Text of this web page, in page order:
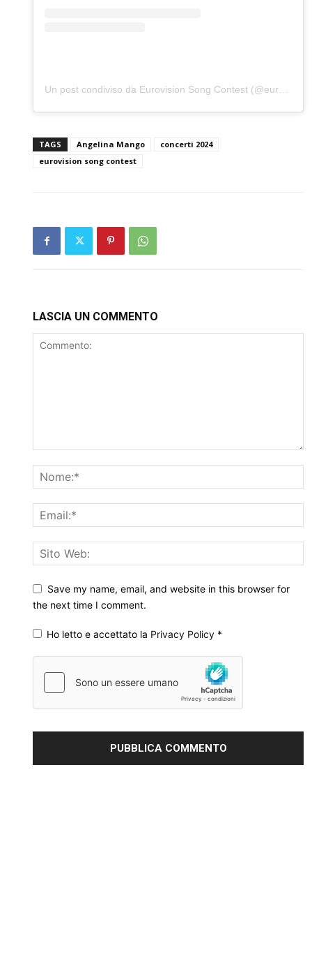
TAGS Angelina Mango
concerti 2024
eurovision song contest
LASCIA UN COMMENTO
Save my name, email, and website in this browser for
the next time I comment.
Ho letto e accettato la Privacy Policy *